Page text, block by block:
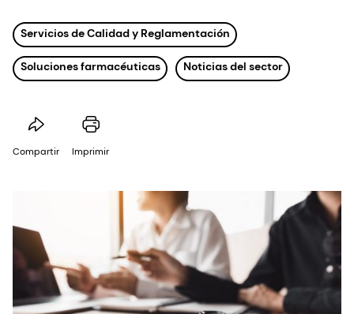
Servicios de Calidad y Reglamentación
Soluciones farmacéuticas Noticias del sector
Compartir Imprimir